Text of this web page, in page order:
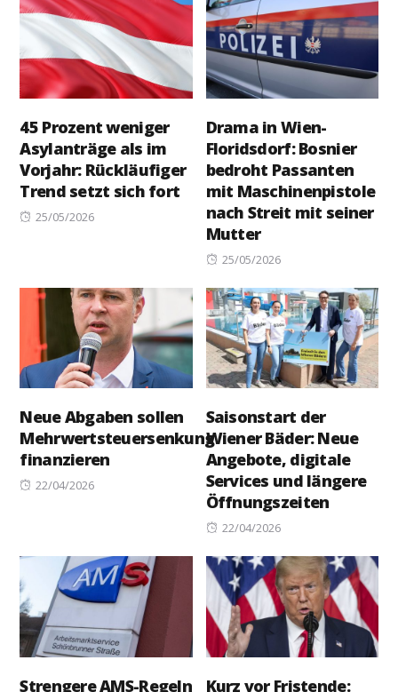
45 Prozent weniger
Asylanträge als im
Vorjahr: Rückläufiger
Trend setzt sich fort
Posted
25/05/2026
Drama in Wien-
Floridsdorf: Bosnier
bedroht Passanten
mit Maschinenpistole
nach Streit mit seiner
Mutter
Posted
25/05/2026
Neue Abgaben sollen
Mehrwertsteuersenkung
finanzieren
Posted
22/04/2026
Saisonstart der
Wiener Bäder: Neue
Angebote, digitale
Services und längere
Öffnungszeiten
Posted
22/04/2026
Strengere AMS-Regeln Kurz vor Fristende: